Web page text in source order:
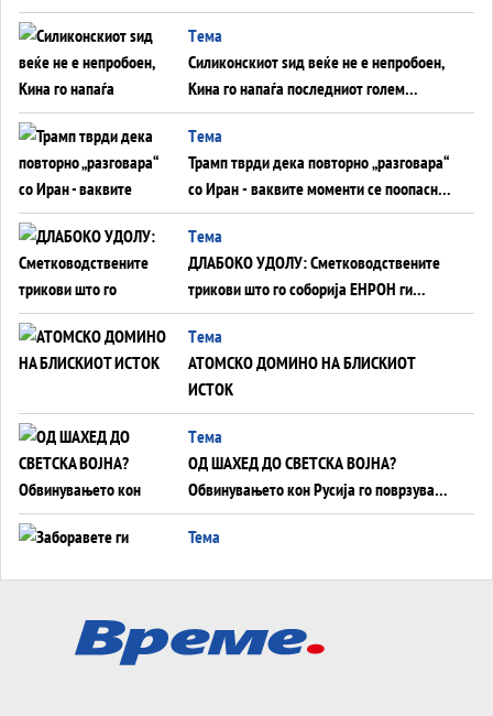
американска копнена инвазија
Tема
Силиконскиот ѕид веќе не е непробоен,
Кина го напаѓа последниот голем
монопол на Западот?
Tема
Трамп тврди дека повторно „разговара“
со Иран - ваквите моменти се поопасни
од отворените закани
Tема
ДЛАБОКО УДОЛУ: Сметководствените
трикови што го соборија ЕНРОН ги
применуваат гигантите за ВИ
Tема
АТОМСКО ДОМИНО НА БЛИСКИОТ
ИСТОК
Tема
ОД ШАХЕД ДО СВЕТСКА ВОЈНА?
Обвинувањето кон Русија го поврзува
Блискиот Исток со украинското бојно
поле?
Тема
Анализа
Приватни факултети - ОД ПРЕСТИЖ